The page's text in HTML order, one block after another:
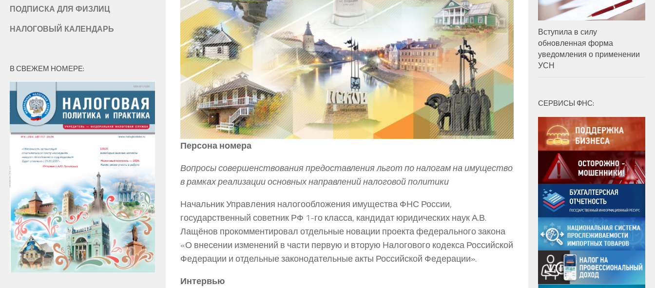
Персона номера
Вопросы совершенствования предоставления льгот по налогам на имущество
в рамках реализации основных направлений налоговой политики
Начальник Управления налогообложения имущества ФНС России,
государственный советник РФ 1-го класса, кандидат юридических наук А.В.
Лащёнов прокомментировал отдельные новации проекта федерального закона
«О внесении изменений в части первую и вторую Налогового кодекса Российской
Федерации и отдельные законодательные акты Российской Федерации».
Интервью
ПОДПИСКА ДЛЯ ФИЗЛИЦ
НАЛОГОВЫЙ КАЛЕНДАРЬ
В СВЕЖЕМ НОМЕРЕ:
Вступила в силу
обновленная форма
уведомления о применении
УСН
СЕРВИСЫ ФНС: